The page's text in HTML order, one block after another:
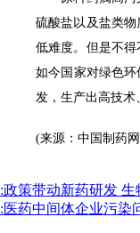
硫酸盐以及盐类
低难度。但是不
如今国家对绿色
发，生产出高技术
(来源：中国制药
:政策带动新药研发
:医药中间体企业污染